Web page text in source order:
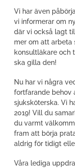
Vi har även
vi informerar om
där vi också lagt
mer om att arbeta
konsultläkare och
ska gilla den!
Nu har vi några
fortfarande behov
sjuksköterska. Vi
2019! Vill du
du varmt
fram att börja
aldrig för tidigt
Våra lediga